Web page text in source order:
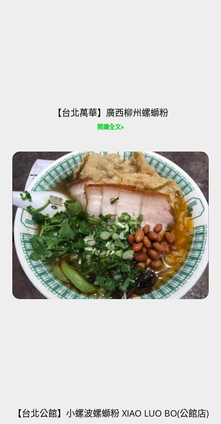
【台北萬華】廣西柳州螺螄粉
閱讀全文»
【台北公館】小螺波螺螄粉 XIAO LUO BO(公館店)